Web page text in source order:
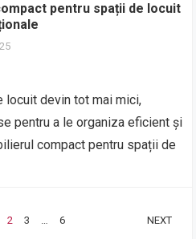
pentru spații de locuit
locuit devin tot mai mici,
pentru a le organiza eficient și
compact pentru spații de
2 3 … 6 NEXT